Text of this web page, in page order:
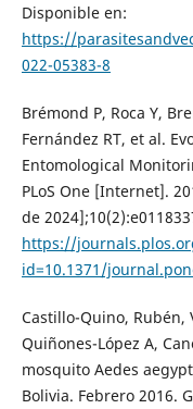
Disponible en:
https://
022-05383-8
Brémond P, Roca Y,
Fernández RT, et al.
Entomological
PLoS One [Internet].
de
https://
id=10.1371/
Castillo-Quino, Rubén,
Quiñones-López A,
mosquito Aedes
Bolivia. Febrero 2016.